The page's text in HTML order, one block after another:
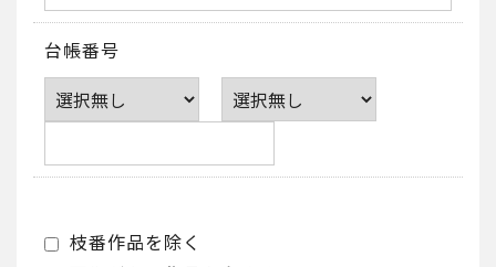
台帳番号
枝番作品を除く